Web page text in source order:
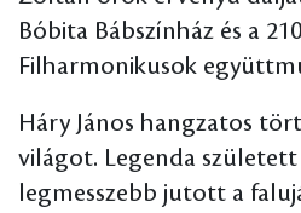
Bóbita Bábszínház és a
Filharmonikusok
Háry János hangzatos
világot. Legenda született
legmesszebb jutott a